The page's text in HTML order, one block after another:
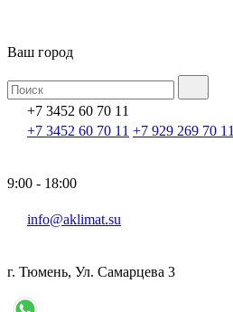
Ваш город
+7 3452 60 70 11
+7 3452 60 70 11 +7 929 269 70 11
9:00 - 18:00
info@aklimat.su
г. Тюмень, Ул. Самарцева 3